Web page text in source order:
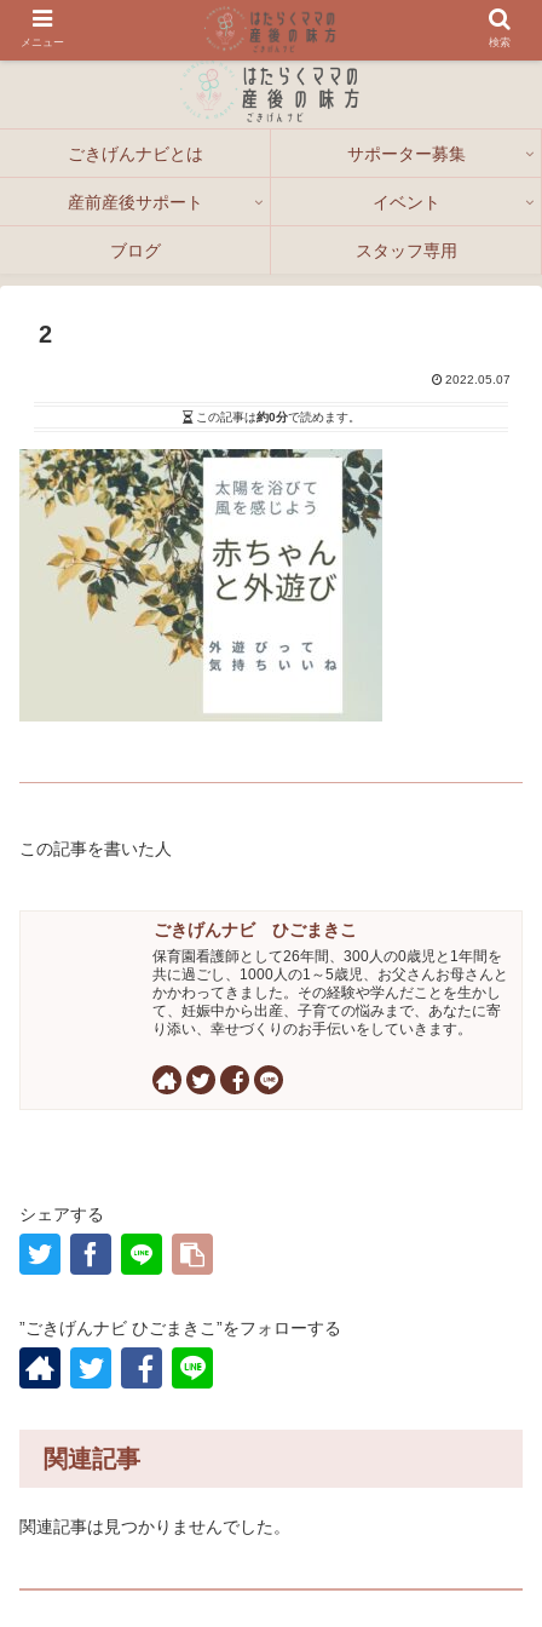
ごきげんナビとは サポーター募集
産前産後サポート イベント
ブログ スタッフ専用
2
2022.05.07
この記事は約0分で読めます。
この記事を書いた人
ごきげんナビ ひごまきこ
保育園看護師として26年間、300人の0歳児と1年間を
共に過ごし、1000人の1～5歳児、お父さんお母さんと
かかわってきました。その経験や学んだことを生かし
て、妊娠中から出産、子育ての悩みまで、あなたに寄
り添い、幸せづくりのお手伝いをしていきます。
シェアする
”ごきげんナビ ひごまきこ”をフォローする
関連記事
関連記事は見つかりませんでした。
メニュー 検索